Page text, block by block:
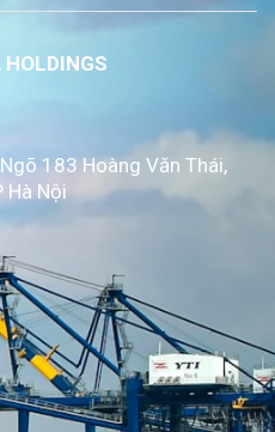
183 Hoàng Văn Thái,
Hà Nội